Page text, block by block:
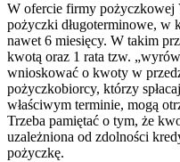
W ofercie firmy pożyczkowej
pożyczki długoterminowe, w
nawet 6 miesięcy. W takim
kwotą oraz 1 rata tzw.
wnioskować o kwoty w
pożyczkobiorcy, którzy
właściwym terminie, mogą
Trzeba pamiętać o tym, że
uzależniona od zdolności
pożyczkę.